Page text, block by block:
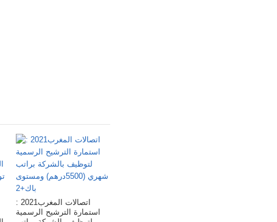
اتصالات المغرب2021 :
استمارة الترشيح الرسمية